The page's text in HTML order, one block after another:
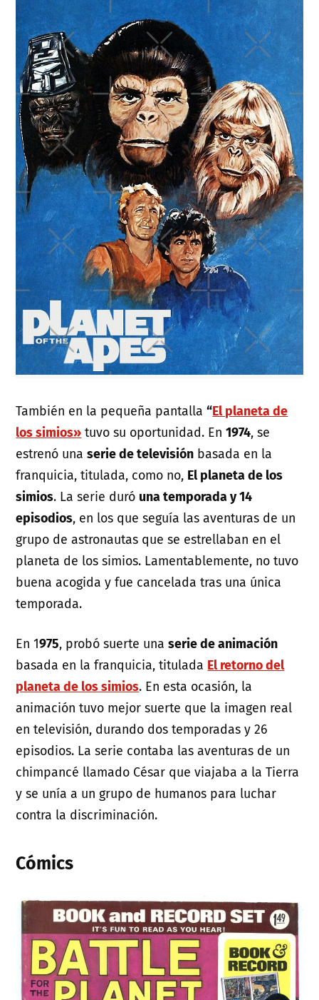
También en la pequeña pantalla“El planeta de
los simios» tuvo su oportunidad. En1974, se
estrenó unaserie de televisión basada en la
franquicia, titulada, como no, El planeta de los
simios. La serie duró una temporada y 14
episodios, en los que seguía las aventuras de un
grupo de astronautas que se estrellaban en el
planeta de los simios. Lamentablemente, no tuvo
buena acogida y fue cancelada tras una única
temporada.
En 1975, probó suerte unaserie de animación
basada en la franquicia, titulada El retorno del
planeta de los simios. En esta ocasión, la
animación tuvo mejor suerte que la imagen real
en televisión, durando dos temporadas y 26
episodios. La serie contaba las aventuras de un
chimpancé llamado César que viajaba a la Tierra
y se unía a un grupo de humanos para luchar
contra la discriminación.
Cómics